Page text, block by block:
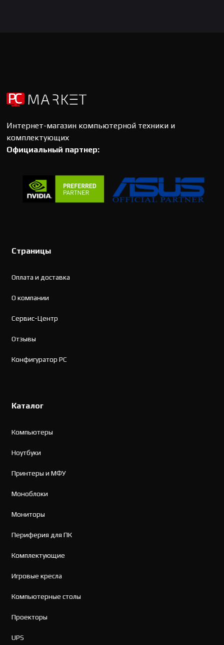
Интернет-магазин компьютерной техники и
комплектующих
Официальный партнер:
Страницы
Оплата и доставка
О компании
Сервис-Центр
Отзывы
Конфигуратор PC
Каталог
Компьютеры
Ноутбуки
Принтеры и МФУ
Моноблоки
Мониторы
Периферия для ПК
Комплектующие
Игровые кресла
Компьютерные столы
Проекторы
UPS